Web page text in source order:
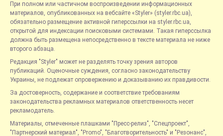
При полном или частичном воспроизведении информационных
материалов, опубликованных на вебсайте «Styler» (styler.rbc.ua),
обязательно размещение активной гиперссылки на styler.rbc.ua,
открытой для индексации поисковыми системами. Такая гиперссылка
должна быть размещена непосредственно в тексте материала не ниже
второго абзаца.
Редакция "Styler" может не разделять точку зрения авторов
публикаций. Оценочные суждения, согласно законодательству
Украины, не подлежат опровержению и доказыванию их правдивости.
За достоверность, содержание и соответствие требованиям
законодательства рекламных материалов ответственность несет
рекламодатель.
Материалы, отмеченные плашками "Пресс-релиз", "Спецпроект",
"Партнерский материал", "Promo", "Благотворительность" и "Резонанс",